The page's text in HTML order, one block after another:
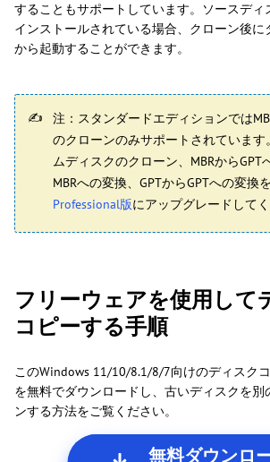
することもサポートしています。ソースディ
インストールされている場合、クローン後に
から起動することができます。
注：スタンダードエディションでは
のクローンのみサポートされています
ムディスクのクローン、MBRからGPT
MBRへの変換、GPTからGPTへの変換
Professional版にアップグレードしてく
フリーウェアを使用して
コピーする手順
このWindows 11/10/8.1/8/7向けのディスク
を無料でダウンロードし、古いディスクを別
ンする方法をご覧ください。
無料ダウンロ